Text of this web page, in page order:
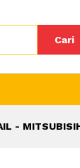
Cari
-